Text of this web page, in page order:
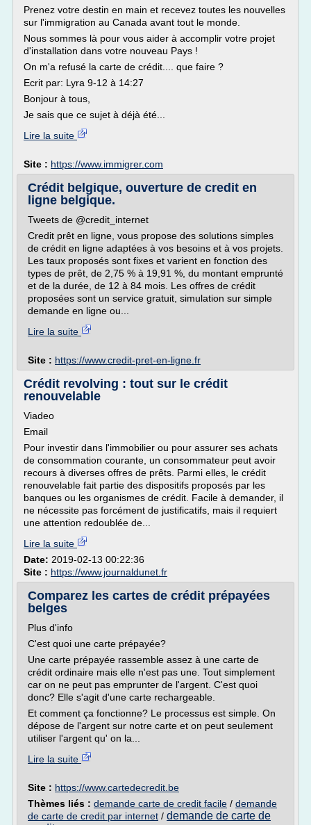
Prenez votre destin en main et recevez toutes les nouvelles
sur l'immigration au Canada avant tout le monde.
Nous sommes là pour vous aider à accomplir votre projet
d'installation dans votre nouveau Pays !
On m'a refusé la carte de crédit.... que faire ?
Ecrit par: Lyra 9-12 à 14:27
Bonjour à tous,
Je sais que ce sujet à déjà été...
Lire la suite
Site : https://www.immigrer.com
Crédit belgique, ouverture de credit en
ligne belgique.
Tweets de @credit_internet
Credit prêt en ligne, vous propose des solutions simples
de crédit en ligne adaptées à vos besoins et à vos projets.
Les taux proposés sont fixes et varient en fonction des
types de prêt, de 2,75 % à 19,91 %, du montant emprunté
et de la durée, de 12 à 84 mois. Les offres de crédit
proposées sont un service gratuit, simulation sur simple
demande en ligne ou...
Lire la suite
Site : https://www.credit-pret-en-ligne.fr
Crédit revolving : tout sur le crédit
renouvelable
Viadeo
Email
Pour investir dans l'immobilier ou pour assurer ses achats
de consommation courante, un consommateur peut avoir
recours à diverses offres de prêts. Parmi elles, le crédit
renouvelable fait partie des dispositifs proposés par les
banques ou les organismes de crédit. Facile à demander, il
ne nécessite pas forcément de justificatifs, mais il requiert
une attention redoublée de...
Lire la suite
Date: 2019-02-13 00:22:36
Site : https://www.journaldunet.fr
Comparez les cartes de crédit prépayées
belges
Plus d'info
C'est quoi une carte prépayée?
Une carte prépayée rassemble assez à une carte de
crédit ordinaire mais elle n'est pas une. Tout simplement
car on ne peut pas emprunter de l'argent. C'est quoi
donc? Elle s'agit d'une carte rechargeable.
Et comment ça fonctionne? Le processus est simple. On
dépose de l'argent sur notre carte et on peut seulement
utiliser l'argent qu' on la...
Lire la suite
Site : https://www.cartedecredit.be
Thèmes liés : demande carte de credit facile / demande
de carte de credit par internet / demande de carte de